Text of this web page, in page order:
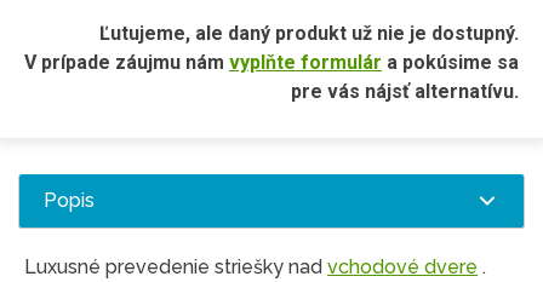
Ľutujeme, ale daný produkt už nie je dostupný.
V prípade záujmu nám vyplňte formulár a pokúsime sa
pre vás nájsť alternatívu.
Popis
Luxusné prevedenie striešky nad vchodové dvere .